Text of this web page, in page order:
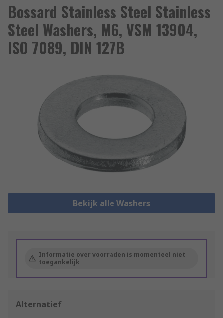
Bossard Stainless Steel Stainless
Steel Washers, M6, VSM 13904,
ISO 7089, DIN 127B
Bekijk alle Washers
Informatie over voorraden is momenteel niet
toegankelijk
Alternatief